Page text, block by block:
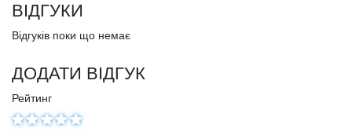
ВІДГУКИ
Відгуків поки що немає
ДОДАТИ ВІДГУК
Рейтинг